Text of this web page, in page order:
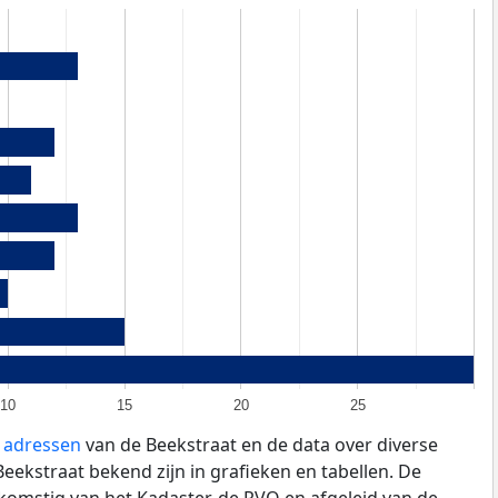
10 15 20 25
van de Beekstraat en de data over diverse
bekend zijn in grafieken en tabellen. De